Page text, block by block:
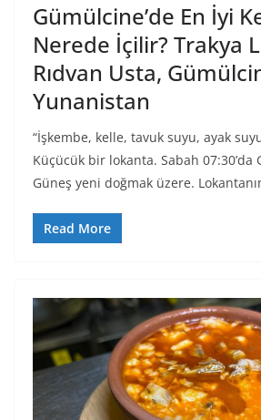
Gümülcine’de En İyi
Nerede İçilir? Trakya
Rıdvan Usta,
Yunanistan
“İşkembe, kelle, tavuk suyu, ayak
Küçücük bir lokanta. Sabah 07:30’da
Güneş yeni doğmak üzere.
Read More